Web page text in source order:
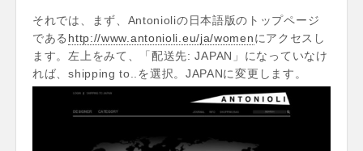
それでは、まず、Antonioliの日本語版のトップページ
である http://www.antonioli.eu/ja/womenにアクセスし
ます。左上をみて、「配送先: JAPAN」になっていなけ
れば、shipping to..を選択。JAPANに変更します。